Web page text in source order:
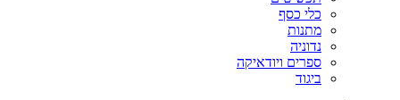
כלי כסף
מתנות
נדוניה
ספרים ויודאיקה
ביגוד